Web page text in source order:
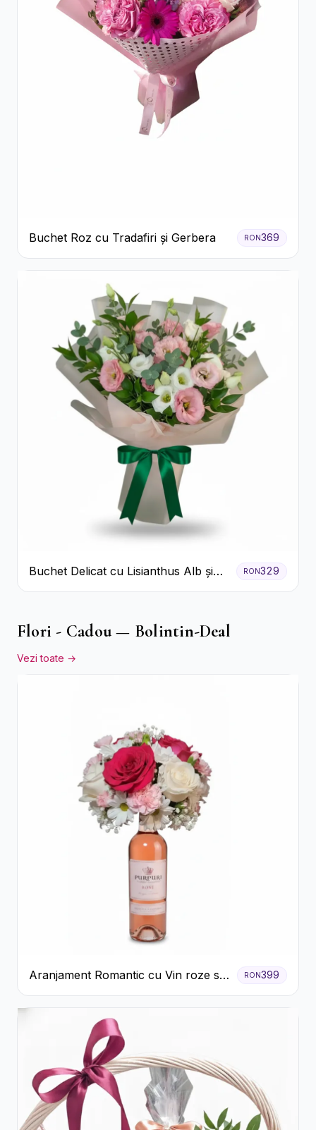
Buchet Roz cu Tradafiri și Gerbera RON369
Buchet Delicat cu Lisianthus Alb și
Roz
RON329
Flori - Cadou — Bolintin-Deal
Vezi toate →
Aranjament Romantic cu Vin roze si
Flori pastel
RON399